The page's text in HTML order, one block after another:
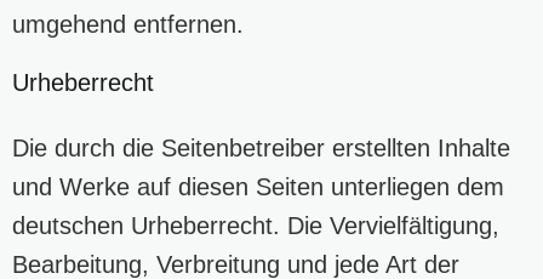
umgehend entfernen.
Urheberrecht
Die durch die Seitenbetreiber erstellten Inhalte
und Werke auf diesen Seiten unterliegen dem
deutschen Urheberrecht. Die Vervielfältigung,
Bearbeitung, Verbreitung und jede Art der